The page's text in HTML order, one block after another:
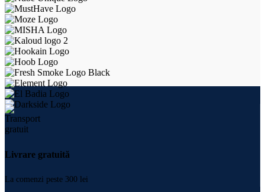
Livrare gratuită
La comenzi peste 300 lei